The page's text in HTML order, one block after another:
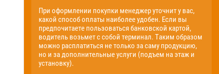
При оформлении покупки менеджер уточнит у вас,
какой способ оплаты наиболее удобен. Если вы
предпочитаете пользоваться банковской картой,
водитель возьмет с собой терминал. Таким образом
можно расплатиться не только за саму продукцию,
но и за дополнительные услуги (подъем на этаж и
установку).